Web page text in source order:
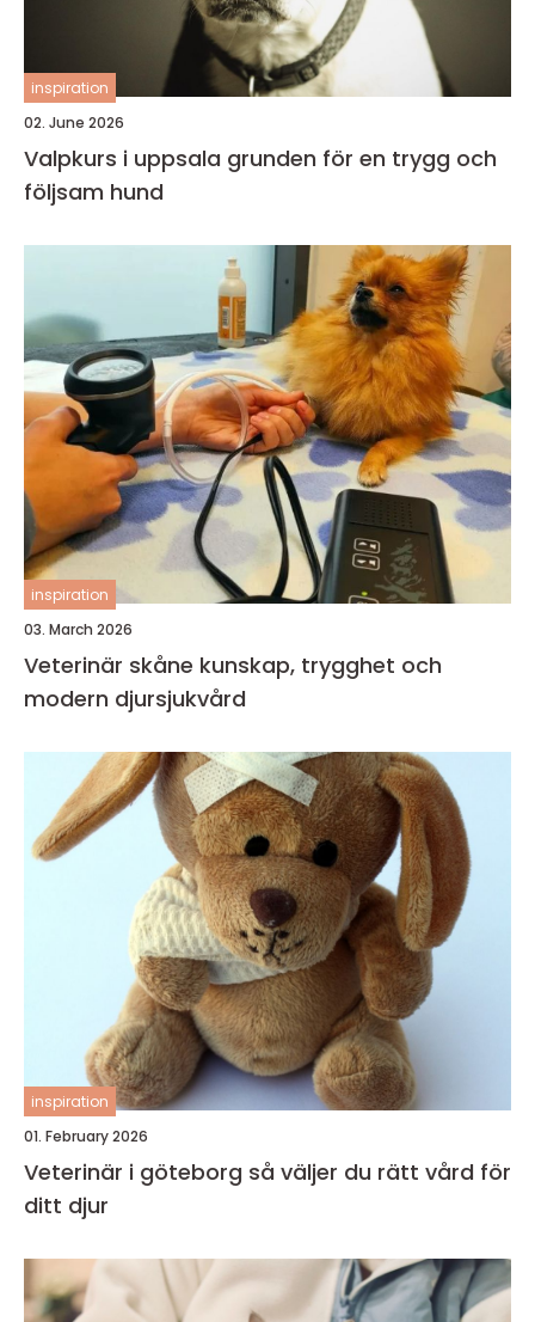
inspiration
02. June 2026
Valpkurs i uppsala grunden för en trygg och
följsam hund
inspiration
03. March 2026
Veterinär skåne kunskap, trygghet och
modern djursjukvård
inspiration
01. February 2026
Veterinär i göteborg så väljer du rätt vård för
ditt djur